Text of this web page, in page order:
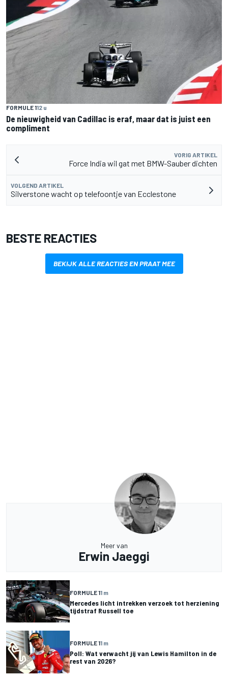
FORMULE 112 u
De nieuwigheid van Cadillac is eraf, maar dat is juist een
compliment
VORIG ARTIKEL
Force India wil gat met BMW-Sauber dichten
VOLGEND ARTIKEL
Silverstone wacht op telefoontje van Ecclestone
BESTE REACTIES
BEKIJK ALLE REACTIES EN PRAAT MEE
Meer van
Erwin Jaeggi
FORMULE 11 m
Mercedes licht intrekken verzoek tot herziening
tijdstraf Russell toe
FORMULE 11 m
Poll: Wat verwacht jij van Lewis Hamilton in de
rest van 2026?